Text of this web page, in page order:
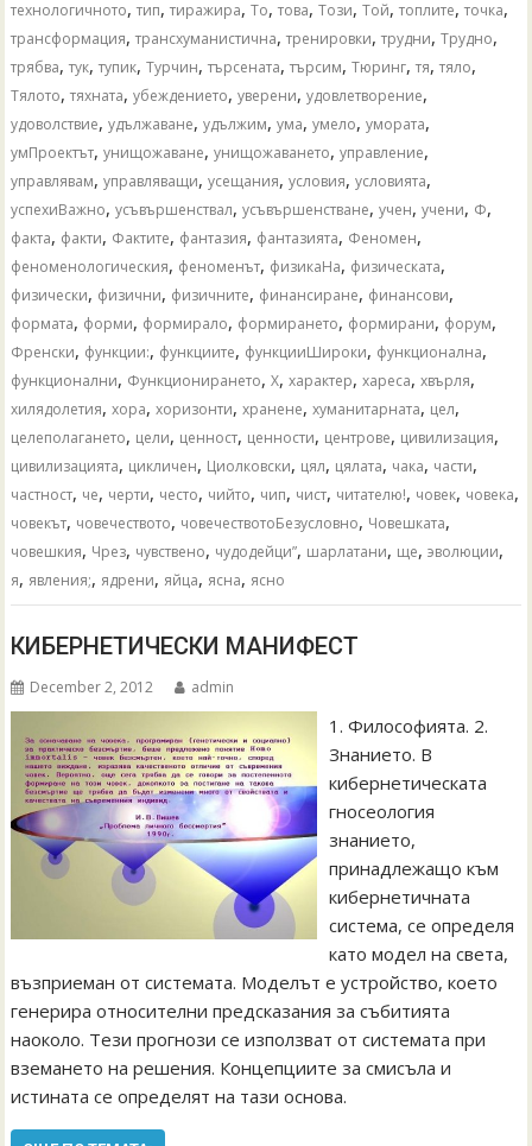
технологичното,тип,тиражира,То,това,Този,Той,топлите,точка,
трансформация,трансхуманистична,тренировки,трудни,Трудно,
трябва,тук,тупик,Турчин,търсената,търсим,Тюринг,тя,тяло,
Тялото,тяхната,убеждението,уверени,удовлетворение,
удоволствие,удължаване,удължим,ума,умело,умората,
умПроектът,унищожаване,унищожаването,управление,
управлявам,управляващи,усещания,условия,условията,
успехиВажно,усъвършенствал,усъвършенстване,учен,учени, Ф,
факта, факти, Фактите, фантазия, фантазията, Феномен,
феноменологическия, феноменът, физикаНа, физическата,
физически, физични, физичните, финансиране, финансови,
формата, форми, формирало, формирането, формирани, форум,
Френски, функции:, функциите, функцииШироки, функционална,
функционални, Функционирането,Х,характер,хареса,хвърля,
хилядолетия,хора,хоризонти,хранене,хуманитарната, цел,
целеполагането, цели, ценност, ценности, центрове, цивилизация,
цивилизацията, цикличен, Циолковски, цял, цялата, чака, части,
частност, че, черти, често, чийто, чип, чист, читателю!, човек, човека,
човекът, човечеството, човечествотоБезусловно, Човешката,
човешкия, Чрез, чувствено, чудодейци”, шарлатани, ще,эволюции,
я, явления;, ядрени, яйца, ясна, ясно
КИБЕРНЕТИЧЕСКИ МАНИФЕСТ
December 2, 2012 admin
1. Философията. 2.
Знанието. В
кибернетическата
гносеология
знанието,
принадлежащо към
кибернетичната
система, се определя
като модел на света,
възприеман от системата. Моделът е устройство, което
генерира относителни предсказания за събитията
наоколо. Тези прогнози се използват от системата при
вземането на решения. Концепциите за смисъла и
истината се определят на тази основа.